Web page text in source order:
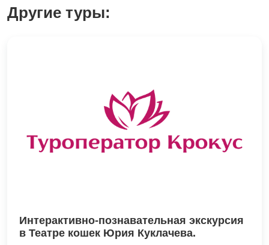
Другие туры:
Интерактивно-познавательная экскурсия
в Театре кошек Юрия Куклачева.